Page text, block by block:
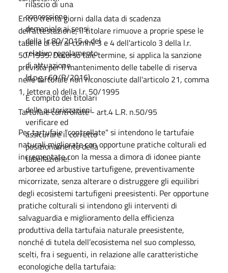
rilascio di una
concessione
demaniale ai sensi
della l.r.80/2015 e del
relativo regolamento
di attuazione
(d.p.g.r.60/R/2016).
É compito dei titolari
delle autorizzazioni
verificare ed
assicurare il corretto
posizionamento della
tabellazione!
Entro trenta giorni dalla data di scadenza
dell'attestazione, il titolare rimuove a proprie spese le
tabelle di cui ai commi 3 e 4 dell'articolo 3 della l.r.
50/1995. Decorso tale termine, si applica la sanzione
prevista per il mantenimento delle tabelle di riserva
nelle tartufaie non riconosciute dall'articolo 21, comma
1, lettera o) della l.r. 50/1995
Tartufaie controllate - art.4 L.R. n.50/95
Per tartufaie "controllate" si intendono le tartufaie
naturali migliorate con opportune pratiche colturali ed
incrementate con la messa a dimora di idonee piante
arboree ed arbustive tartufigene, preventivamente
micorrizate, senza alterare o distruggere gli equilibri
degli ecosistemi tartufigeni preesistenti. Per opportune
pratiche colturali si intendono gli interventi di
salvaguardia e miglioramento della efficienza
produttiva della tartufaia naturale preesistente,
nonché di tutela dell’ecosistema nel suo complesso,
scelti, fra i seguenti, in relazione alle caratteristiche
econologiche della tartufaia: